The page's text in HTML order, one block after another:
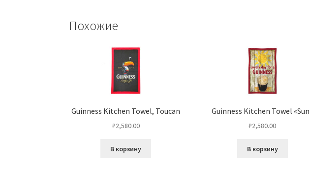
Похожие
Guinness Kitchen Towel, Toucan
₽2,580.00
В корзину
Guinness Kitchen Towel
₽2,580.00
В корзину